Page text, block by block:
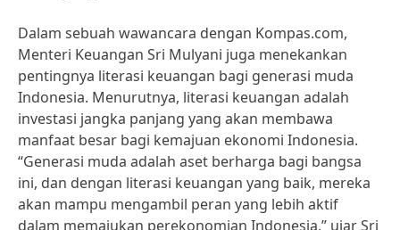
Dalam sebuah wawancara dengan Kompas.com,
Menteri Keuangan Sri Mulyani juga menekankan
pentingnya literasi keuangan bagi generasi muda
Indonesia. Menurutnya, literasi keuangan adalah
investasi jangka panjang yang akan membawa
manfaat besar bagi kemajuan ekonomi Indonesia.
“Generasi muda adalah aset berharga bagi bangsa
ini, dan dengan literasi keuangan yang baik, mereka
akan mampu mengambil peran yang lebih aktif
dalam memajukan perekonomian Indonesia,” ujar Sri